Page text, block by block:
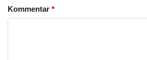
Kommentar *